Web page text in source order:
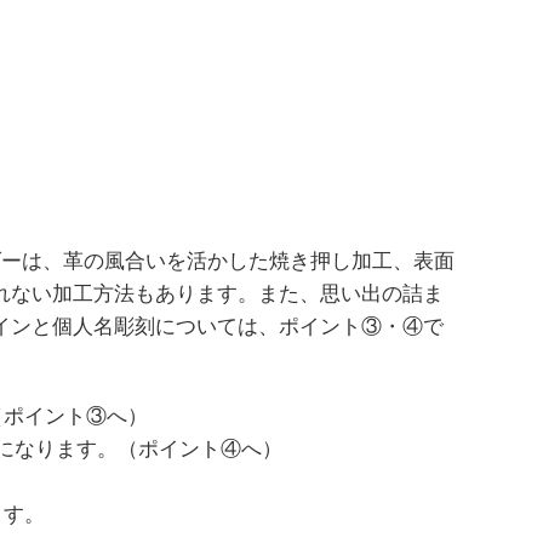
は、革の風合いを活かした焼き押し加工、表面
い加工方法もあります。また、思い出の詰ま
ンと個人名彫刻については、ポイント③・④で
イント③へ）
なります。（ポイント④へ）
。